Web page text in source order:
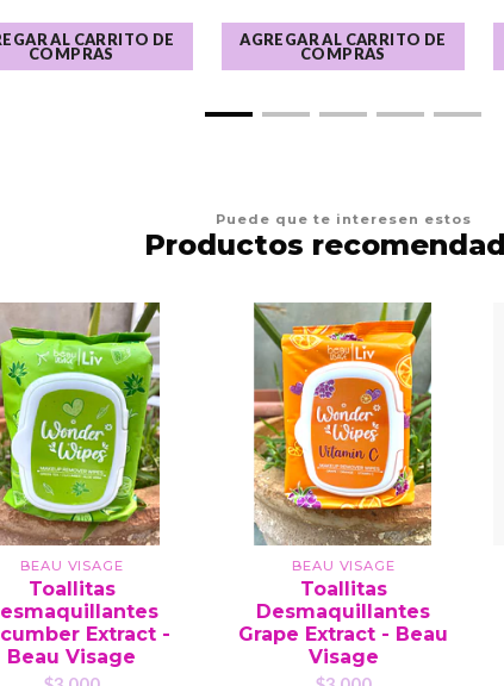
AL CARRITO DE
COMPRAS
AGREGAR AL CARRITO DE
COMPRAS
Puede que te interesen estos
Productos
BEAU VISAGE
Toallitas
Extract -
Beau Visage
BEAU VISAGE
Toallitas
Desmaquillantes
Grape Extract - Beau
Visage